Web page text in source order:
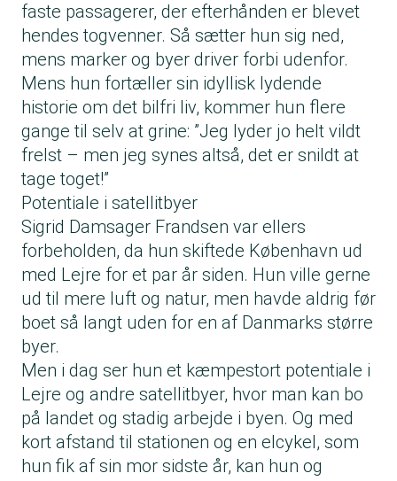
faste passagerer, der efterhånden er blevet
hendes togvenner. Så sætter hun sig ned,
mens marker og byer driver forbi udenfor.
Mens hun fortæller sin idyllisk lydende
historie om det bilfri liv, kommer hun flere
gange til selv at grine: ”Jeg lyder jo helt vildt
frelst – men jeg synes altså, det er snildt at
tage toget!”
Potentiale i satellitbyer
Sigrid Damsager Frandsen var ellers
forbeholden, da hun skiftede København ud
med Lejre for et par år siden. Hun ville gerne
ud til mere luft og natur, men havde aldrig før
boet så langt uden for en af Danmarks større
byer.
Men i dag ser hun et kæmpestort potentiale i
Lejre og andre satellitbyer, hvor man kan bo
på landet og stadig arbejde i byen. Og med
kort afstand til stationen og en elcykel, som
hun fik af sin mor sidste år, kan hun og